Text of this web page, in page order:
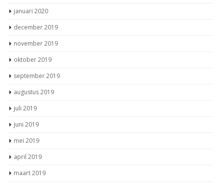
januari 2020
december 2019
november 2019
oktober 2019
september 2019
augustus 2019
juli 2019
juni 2019
mei 2019
april 2019
maart 2019